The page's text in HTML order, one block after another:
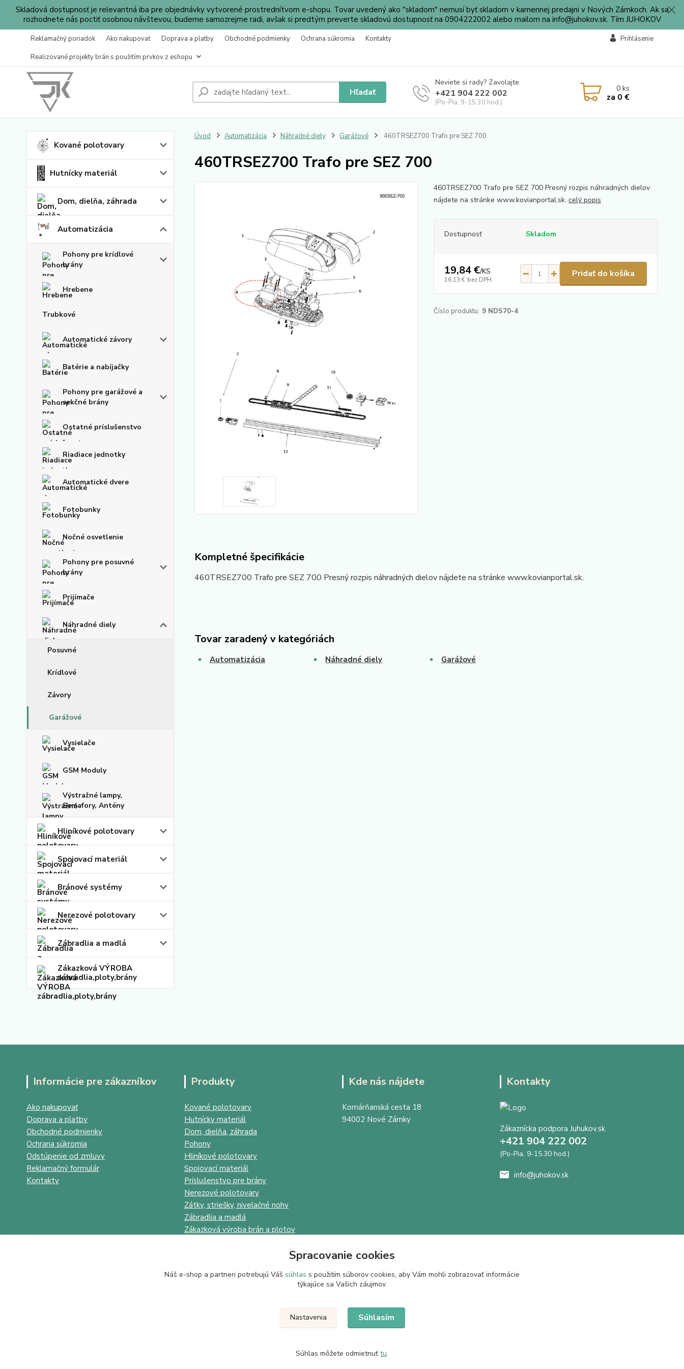
Skladová dostupnosť je relevantná iba pre objednávky vytvorené prostrednítvom e-shopu. Tovar uvedený ako "skladom" nemusí byť skladom v kamennej predajni v Nových Zámkoch. Ak sa
rozhodnete nás poctiť osobnou návštevou, budeme samozrejme radi, avšak si predtým preverte skladovú dostupnosť na 0904222002 alebo mailom na info@juhokov.sk. Tím JUHOKOV
Reklamačný poriadok Ako nakupovať Doprava a platby Obchodné podmienky Ochrana súkromia
Kontakty
Realizované projekty brán s použitím prvkov z eshopu
Prihlásenie
Hľadať
Neviete si rady? Zavolajte.
+421 904 222 002
(Po-Pia, 9-15.30 hod.)
0ks
za 0 €
Kované polotovary
Hutnícky materiál
Dom, dielňa, záhrada
Automatizácia
Pohony pre krídlové
brány
Hrebene
Trubkové
Automatické závory
Batérie a nabíjačky
Pohony pre garážové a
sekčné brány
Ostatné príslušenstvo
Riadiace jednotky
Automatické dvere
Fotobunky
Nočné osvetlenie
Pohony pre posuvné
brány
Prijímače
Náhradné diely
Posuvné
Krídlové
Závory
Garážové
Vysielače
GSM Moduly
Výstražné lampy,
Semafory, Antény
Hliníkové polotovary
Spojovací materiál
Bránové systémy
Nerezové polotovary
Zábradlia a madlá
Zákazková VÝROBA
zábradlia,ploty,brány
Úvod Automatizácia Náhradné diely Garážové 460TRSEZ700 Trafo pre SEZ 700
460TRSEZ700 Trafo pre SEZ 700
460TRSEZ700 Trafo pre SEZ 700 Presný rozpis náhradných dielov
nájdete na stránke www.kovianportal.sk. celý popis
Dostupnosť Skladom
19,84 €/KS
16,13 € bez DPH
Pridať do košíka
Číslo produktu: 9 NDS70-4
Kompletné špecifikácie
460TRSEZ700 Trafo pre SEZ 700 Presný rozpis náhradných dielov nájdete na stránke www.kovianportal.sk.
Tovar zaradený v kategóriách
Automatizácia Náhradné diely Garážové
Informácie pre zákazníkov
Ako nakupovať
Doprava a platby
Obchodné podmienky
Ochrana súkromia
Odstúpenie od zmluvy
Reklamačný formulár
Kontakty
Produkty
Kované polotovary
Hutnícky materiál
Dom, dielňa, záhrada
Pohony
Hliníkové polotovary
Spojovací materiál
Príslušenstvo pre brány
Nerezové polotovary
Zátky, striešky, nivelačné nohy
Zábradlia a madlá
Zákazková výroba brán a plotov
Kde nás nájdete
Komárňanská cesta 18
94002 Nové Zámky
Kontakty
Zákaznícka podpora Juhukov.sk
+421 904 222 002
(Po-Pia, 9-15.30 hod.)
info@juhokov.sk
Upravit sběr cookies.
Spracovanie cookies
Náš e-shop a partneri potrebujú Váš súhlas s použitím súborov cookies, aby Vám mohli zobrazovať informácie
týkajúce sa Vašich záujmov.
Nastavenia Súhlasím
Súhlas môžete odmietnuť tu.